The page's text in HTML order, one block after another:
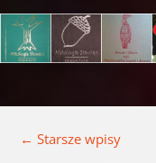
← Starsze wpisy